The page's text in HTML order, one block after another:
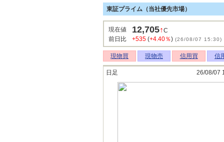
東証プライム（当社優先市場）
現在値 12,705↑C
前日比
+535 (+4.40％) (26/08/07 15:30)
現物買 現物売 信用買 信
日足 26/08/07